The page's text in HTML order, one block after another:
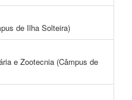
de Ilha Solteira)
e Zootecnia (Câmpus de